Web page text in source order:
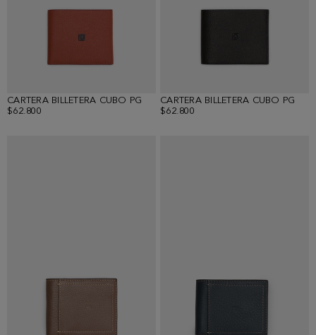
CARTERA BILLETERA CUBO PG
$62.800
CARTERA BILLETERA CUBO PG
$62.800